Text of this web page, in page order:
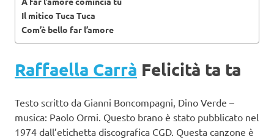
Il mitico Tuca Tuca
Com’è bello far l’amore
Raffaella Carrà Felicità ta ta
Testo scritto da Gianni Boncompagni, Dino Verde –
musica: Paolo Ormi. Questo brano è stato pubblicato nel
1974 dall’etichetta discografica CGD. Questa canzone è